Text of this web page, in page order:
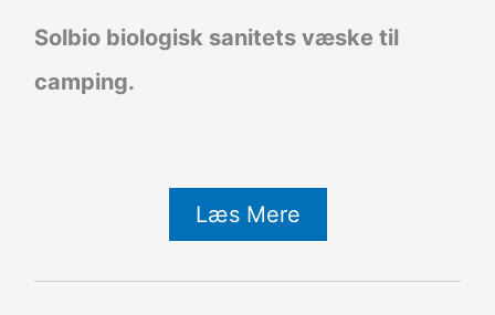
Solbio biologisk sanitets væske til
camping.
Læs Mere